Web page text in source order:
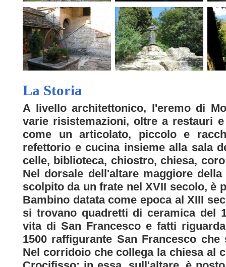
La Storia
A livello architettonico, l'eremo di
varie risistemazioni, oltre a restauri
come un articolato, piccolo e
refettorio e cucina insieme alla sala
celle, biblioteca, chiostro, chiesa,
Nel dorsale dell'altare maggiore
scolpito da un frate nel XVII secolo, è
Bambino datata come epoca al XIII
si trovano quadretti di ceramica del
vita di San Francesco e fatti
1500 raffigurante San Francesco
Nel corridoio che collega la chiesa al